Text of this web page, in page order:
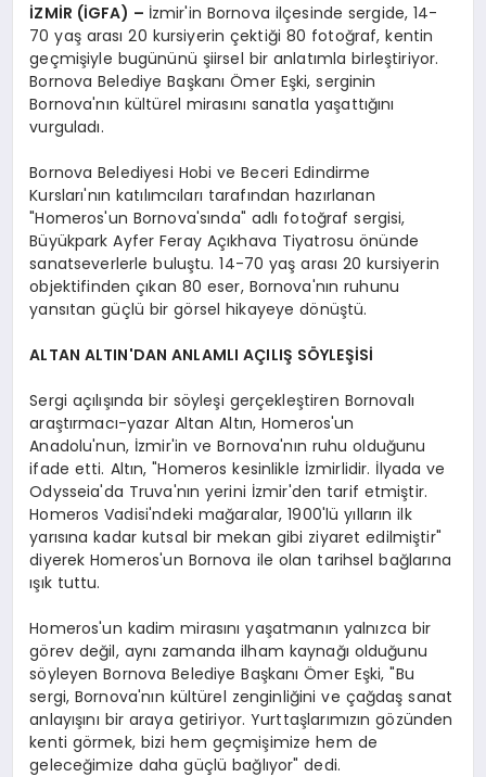
İZMİR (İGFA) – İzmir'in Bornova ilçesinde sergide, 14-
70 yaş arası 20 kursiyerin çektiği 80 fotoğraf, kentin
geçmişiyle bugününü şiirsel bir anlatımla birleştiriyor.
Bornova Belediye Başkanı Ömer Eşki, serginin
Bornova'nın kültürel mirasını sanatla yaşattığını
vurguladı.
Bornova Belediyesi Hobi ve Beceri Edindirme
Kursları'nın katılımcıları tarafından hazırlanan
"Homeros'un Bornova'sında" adlı fotoğraf sergisi,
Büyükpark Ayfer Feray Açıkhava Tiyatrosu önünde
sanatseverlerle buluştu. 14-70 yaş arası 20 kursiyerin
objektifinden çıkan 80 eser, Bornova'nın ruhunu
yansıtan güçlü bir görsel hikayeye dönüştü.
ALTAN ALTIN'DAN ANLAMLI AÇILIŞ SÖYLEŞİSİ
Sergi açılışında bir söyleşi gerçekleştiren Bornovalı
araştırmacı-yazar Altan Altın, Homeros'un
Anadolu'nun, İzmir'in ve Bornova'nın ruhu olduğunu
ifade etti. Altın, "Homeros kesinlikle İzmirlidir. İlyada ve
Odysseia'da Truva'nın yerini İzmir'den tarif etmiştir.
Homeros Vadisi'ndeki mağaralar, 1900'lü yılların ilk
yarısına kadar kutsal bir mekan gibi ziyaret edilmiştir"
diyerek Homeros'un Bornova ile olan tarihsel bağlarına
ışık tuttu.
Homeros'un kadim mirasını yaşatmanın yalnızca bir
görev değil, aynı zamanda ilham kaynağı olduğunu
söyleyen Bornova Belediye Başkanı Ömer Eşki, "Bu
sergi, Bornova'nın kültürel zenginliğini ve çağdaş sanat
anlayışını bir araya getiriyor. Yurttaşlarımızın gözünden
kenti görmek, bizi hem geçmişimize hem de
geleceğimize daha güçlü bağlıyor" dedi.